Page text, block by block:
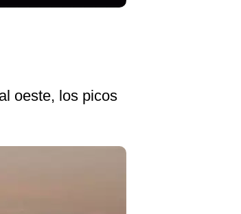
oeste, los picos